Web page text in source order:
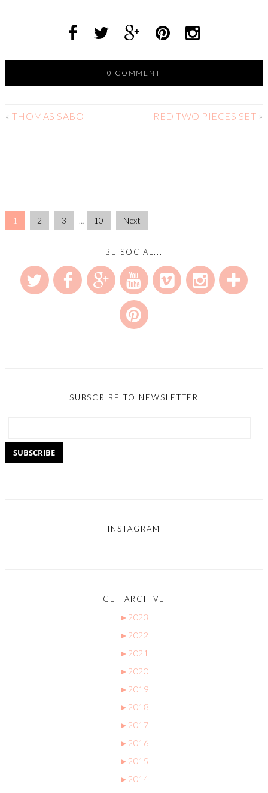
0 COMMENT
« THOMAS SABO RED TWO PIECES SET »
1 2 3 … 10 Next
BE SOCIAL...
SUBSCRIBE TO NEWSLETTER
INSTAGRAM
GET ARCHIVE
► 2023
► 2022
► 2021
► 2020
► 2019
► 2018
► 2017
► 2016
► 2015
► 2014